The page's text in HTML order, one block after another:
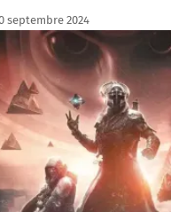
septembre 2024